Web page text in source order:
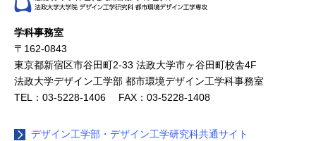
学科事務室
〒162-0843
東京都新宿区市谷田町2-33 法政大学市ヶ谷田町校舎4F
法政大学デザイン工学部 都市環境デザイン工学科事務室
TEL：03-5228-1406 FAX：03-5228-1408
デザイン工学部・デザイン工学研究科共通サイト